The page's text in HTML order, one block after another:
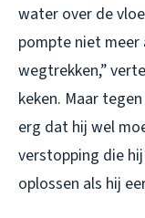
water over de
pompte niet
wegtrekken,”
keken. Maar
erg dat hij wel
verstopping die
oplossen als hij